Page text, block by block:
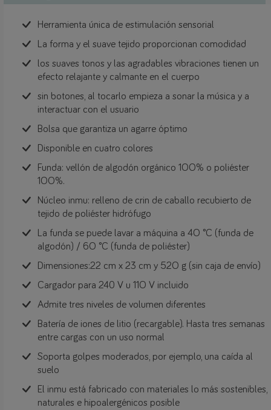
Herramienta única de estimulación sensorial
La forma y el suave tejido proporcionan comodidad
los suaves tonos y las agradables vibraciones tienen un
efecto relajante y calmante en el cuerpo
sin botones, al tocarlo empieza a sonar la música y a
interactuar con el usuario
Bolsa que garantiza un agarre óptimo
Disponible en cuatro colores
Funda: vellón de algodón orgánico 1OO% o poliéster
1OO%.
Núcleo inmu: relleno de crin de caballo recubierto de
tejido de poliéster hidrófugo
La funda se puede lavar a máquina a 4O ˚C (funda de
algodón) / 6O ˚C (funda de poliéster)
Dimensiones:22 cm x 23 cm y 52O g (sin caja de envío)
Cargador para 240 V u 11O V incluido
Admite tres niveles de volumen diferentes
Batería de iones de litio (recargable). Hasta tres semanas
entre cargas con un uso normal
Soporta golpes moderados, por ejemplo, una caída al
suelo
El inmu está fabricado con materiales lo más sostenibles,
naturales e hipoalergénicos posible